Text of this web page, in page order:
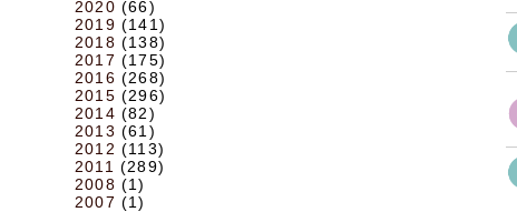
2020 (66)
2019 (141)
2018 (138)
2017 (175)
2016 (268)
2015 (296)
2014 (82)
2013 (61)
2012 (113)
2011 (289)
2008 (1)
2007 (1)